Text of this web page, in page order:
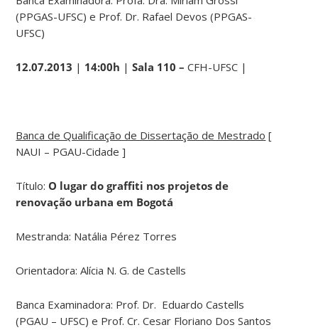
(PPGAS-UFSC) e Prof. Dr. Rafael Devos (PPGAS-
UFSC)
12.07.2013 | 14:00h |Sala 110 –CFH-UFSC |
Banca de Qualificação de Dissertação de Mestrado [
NAUI – PGAU-Cidade ]
Título: O lugar do graffiti nos projetos de
renovação urbana em Bogotá
Mestranda: Natália Pérez Torres
Orientadora: Alícia N. G. de Castells
Banca Examinadora: Prof. Dr. Eduardo Castells
(PGAU – UFSC) e Prof. Cr. Cesar Floriano Dos Santos